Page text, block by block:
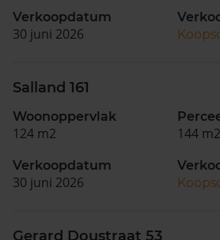
Verkoopdatum
30 juni 2026
Salland 161
Woonoppervlak
124 m2 144 m2
Verkoopdatum
30 juni 2026
Gerard Doustraat 53